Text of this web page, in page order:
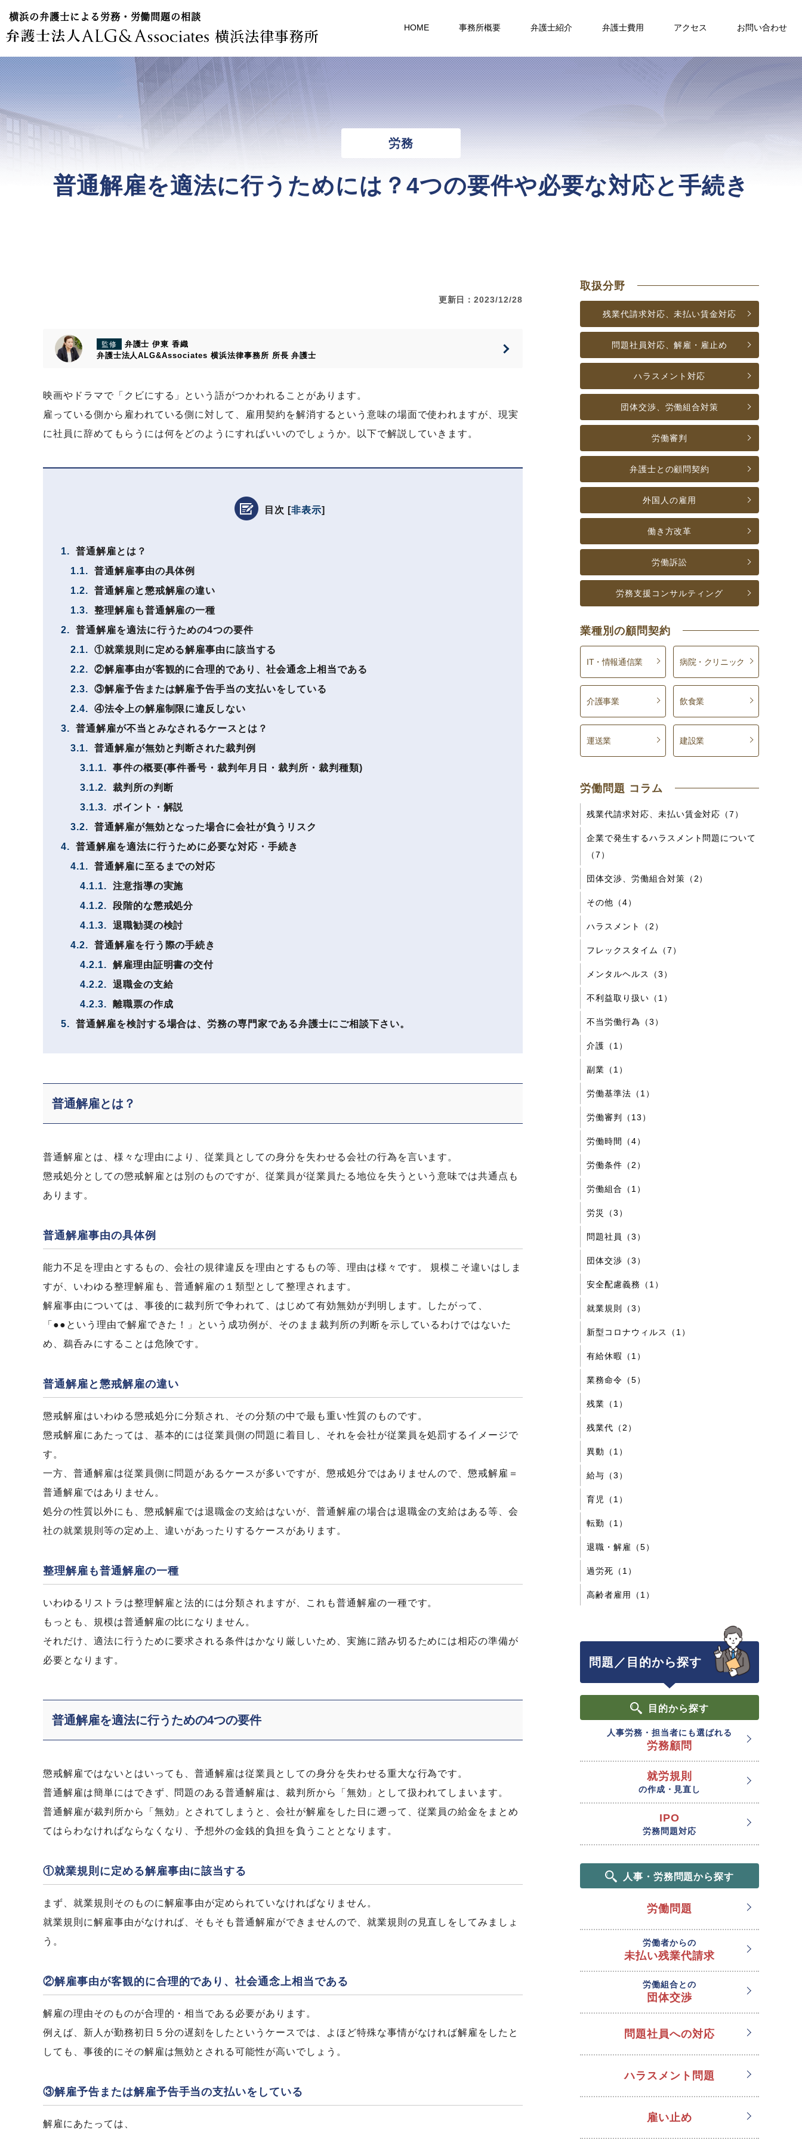
横浜の弁護士による労務・労働問題の相談
横浜法律事務所 HOME 事務所概要 弁護士紹介 弁護士費用 アクセス お問い合わせ
労務
普通解雇を適法に行うためには？4つの要件や必要な対応と手続き
更新日：2023/12/28
監修
弁護士 伊東 香織
弁護士法人ALG&Associates 横浜法律事務所 所長 弁護士
映画やドラマで「クビにする」という語がつかわれることがあります。
雇っている側から雇われている側に対して、雇用契約を解消するという意味の場面で使われますが、現実
に社員に辞めてもらうには何をどのようにすればいいのでしょうか。以下で解説していきます。
目次 [非表示]
1.
普通解雇とは？
1.1.
普通解雇事由の具体例
1.2.
普通解雇と懲戒解雇の違い
1.3.
整理解雇も普通解雇の一種
2.
普通解雇を適法に行うための4つの要件
2.1.
①就業規則に定める解雇事由に該当する
2.2.
②解雇事由が客観的に合理的であり、社会通念上相当である
2.3.
③解雇予告または解雇予告手当の支払いをしている
2.4.
④法令上の解雇制限に違反しない
3.
普通解雇が不当とみなされるケースとは？
3.1.
普通解雇が無効と判断された裁判例
3.1.1.
事件の概要(事件番号・裁判年月日・裁判所・裁判種類)
3.1.2.
裁判所の判断
3.1.3.
ポイント・解説
3.2.
普通解雇が無効となった場合に会社が負うリスク
4.
普通解雇を適法に行うために必要な対応・手続き
4.1.
普通解雇に至るまでの対応
4.1.1.
注意指導の実施
4.1.2.
段階的な懲戒処分
4.1.3.
退職勧奨の検討
4.2.
普通解雇を行う際の手続き
4.2.1.
解雇理由証明書の交付
4.2.2.
退職金の支給
4.2.3.
離職票の作成
5.
普通解雇を検討する場合は、労務の専門家である弁護士にご相談下さい。
普通解雇とは？
普通解雇とは、様々な理由により、従業員としての身分を失わせる会社の行為を言います。
懲戒処分としての懲戒解雇とは別のものですが、従業員が従業員たる地位を失うという意味では共通点も
あります。
普通解雇事由の具体例
能力不足を理由とするもの、会社の規律違反を理由とするもの等、理由は様々です。 規模こそ違いはしま
すが、いわゆる整理解雇も、普通解雇の１類型として整理されます。
解雇事由については、事後的に裁判所で争われて、はじめて有効無効が判明します。したがって、
「●●という理由で解雇できた！」という成功例が、そのまま裁判所の判断を示しているわけではないた
め、鵜呑みにすることは危険です。
普通解雇と懲戒解雇の違い
懲戒解雇はいわゆる懲戒処分に分類され、その分類の中で最も重い性質のものです。
懲戒解雇にあたっては、基本的には従業員側の問題に着目し、それを会社が従業員を処罰するイメージで
す。
一方、普通解雇は従業員側に問題があるケースが多いですが、懲戒処分ではありませんので、懲戒解雇＝
普通解雇ではありません。
処分の性質以外にも、懲戒解雇では退職金の支給はないが、普通解雇の場合は退職金の支給はある等、会
社の就業規則等の定め上、違いがあったりするケースがあります。
整理解雇も普通解雇の一種
いわゆるリストラは整理解雇と法的には分類されますが、これも普通解雇の一種です。
もっとも、規模は普通解雇の比になりません。
それだけ、適法に行うために要求される条件はかなり厳しいため、実施に踏み切るためには相応の準備が
必要となります。
普通解雇を適法に行うための4つの要件
懲戒解雇ではないとはいっても、普通解雇は従業員としての身分を失わせる重大な行為です。
普通解雇は簡単にはできず、問題のある普通解雇は、裁判所から「無効」として扱われてしまいます。
普通解雇が裁判所から「無効」とされてしまうと、会社が解雇をした日に遡って、従業員の給金をまとめ
てはらわなければならなくなり、予想外の金銭的負担を負うこととなります。
①就業規則に定める解雇事由に該当する
まず、就業規則そのものに解雇事由が定められていなければなりません。
就業規則に解雇事由がなければ、そもそも普通解雇ができませんので、就業規則の見直しをしてみましょ
う。
②解雇事由が客観的に合理的であり、社会通念上相当である
解雇の理由そのものが合理的・相当である必要があります。
例えば、新人が勤務初日５分の遅刻をしたというケースでは、よほど特殊な事情がなければ解雇をしたと
しても、事後的にその解雇は無効とされる可能性が高いでしょう。
③解雇予告または解雇予告手当の支払いをしている
解雇にあたっては、
取扱分野
残業代請求対応、未払い賃金対応
問題社員対応、解雇・雇止め
ハラスメント対応
団体交渉、 労働組合対策
労働審判
弁護士との顧問契約
外国人の雇用
働き方改革
労働訴訟
労務支援コンサルティング
業種別の顧問契約
IT・情報通信業 病院・クリニック
介護事業 飲食業
運送業 建設業
労働問題 コラム
残業代請求対応、未払い賃金対応（7）
企業で発生するハラスメント問題について
（7）
団体交渉、労働組合対策（2）
その他（4）
ハラスメント（2）
フレックスタイム（7）
メンタルヘルス（3）
不利益取り扱い（1）
不当労働行為（3）
介護（1）
副業（1）
労働基準法（1）
労働審判（13）
労働時間（4）
労働条件（2）
労働組合（1）
労災（3）
問題社員（3）
団体交渉（3）
安全配慮義務（1）
就業規則（3）
新型コロナウィルス（1）
有給休暇（1）
業務命令（5）
残業（1）
残業代（2）
異動（1）
給与（3）
育児（1）
転勤（1）
退職・解雇（5）
過労死（1）
高齢者雇用（1）
問題／目的から探す
目的から探す
人事労務・担当者にも選ばれる
労務顧問
就労規則
の作成・見直し
IPO
労務問題対応
人事・労務問題から探す
労働問題
労働者からの
未払い残業代請求
労働組合との
団体交渉
問題社員への対応
ハラスメント問題
雇い止め